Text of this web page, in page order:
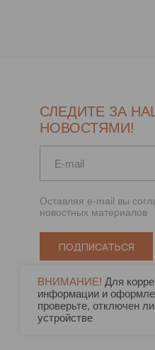
СЛЕДИТЕ ЗА
НОВОСТЯМИ!
Оставляя e-mail вы
новостных материалов
ПОДПИСАТЬСЯ
ВНИМАНИЕ! Для
информации и
проверьте, отключен
устройстве